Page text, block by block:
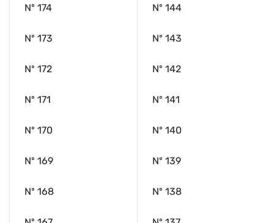
Nº 174
Nº 173
Nº 172
Nº 171
Nº 170
Nº 169
Nº 168
Nº 144
Nº 143
Nº 142
Nº 141
Nº 140
Nº 139
Nº 138